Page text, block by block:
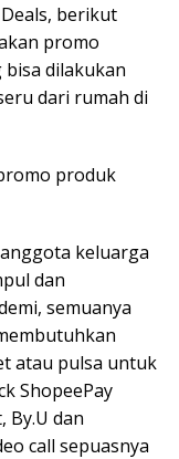
berikut
promo
bisa dilakukan
dari rumah di
produk
keluarga
dan
semuanya
atau pulsa untuk
ShopeePay
By.U dan
call sepuasnya